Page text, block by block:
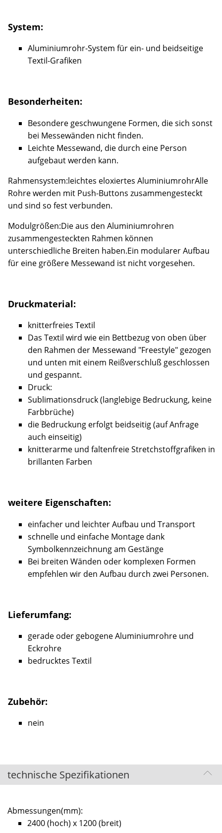
System:
Aluminiumrohr-System für ein- und beidseitige
Textil-Grafiken
Besonderheiten:
Besondere geschwungene Formen, die sich sonst
bei Messewänden nicht finden.
Leichte Messewand, die durch eine Person
aufgebaut werden kann.
Rahmensystem:leichtes eloxiertes AluminiumrohrAlle
Rohre werden mit Push-Buttons zusammengesteckt
und sind so fest verbunden.
Modulgrößen:Die aus den Aluminiumrohren
zusammengesteckten Rahmen können
unterschiedliche Breiten haben.Ein modularer Aufbau
für eine größere Messewand ist nicht vorgesehen.
Druckmaterial:
knitterfreies Textil
Das Textil wird wie ein Bettbezug von oben über
den Rahmen der Messewand "Freestyle" gezogen
und unten mit einem Reißverschluß geschlossen
und gespannt.
Druck:
Sublimationsdruck (langlebige Bedruckung, keine
Farbbrüche)
die Bedruckung erfolgt beidseitig (auf Anfrage
auch einseitig)
knitterarme und faltenfreie Stretchstoffgrafiken in
brillanten Farben
weitere Eigenschaften:
einfacher und leichter Aufbau und Transport
schnelle und einfache Montage dank
Symbolkennzeichnung am Gestänge
Bei breiten Wänden oder komplexen Formen
empfehlen wir den Aufbau durch zwei Personen.
Lieferumfang:
gerade oder gebogene Aluminiumrohre und
Eckrohre
bedrucktes Textil
Zubehör:
nein
technische Spezifikationen
Abmessungen(mm):
2400 (hoch) x 1200 (breit)